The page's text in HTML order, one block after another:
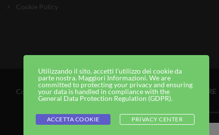
Cookie Policy
Copyright © 2025Creare WEB TV, Ideato e Realizzato da
CREARE
WEB TV
Utilizzando il sito, accetti l'utilizzo dei cookie da
parte nostra. Maggiori Informazioni. We are
committed to protecting your privacy and ensuring
your data is handled in compliance with the
General Data Protection Regulation (GDPR).
ACCETTA COOKIE PRIVACY CENTER